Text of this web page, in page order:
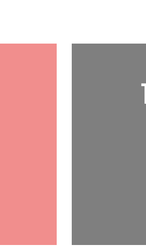
de la qualité de l’alimentation
du colostrum tout en